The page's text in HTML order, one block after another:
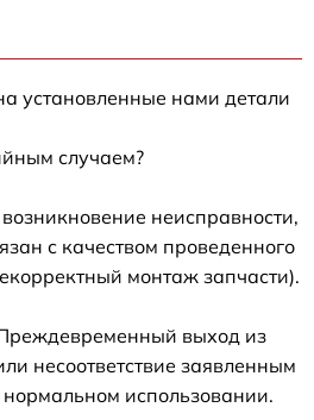
установленные нами детали
случаем?
неисправности,
с качеством проведенного
монтаж запчасти).
выход из
несоответствие заявленным
использовании.